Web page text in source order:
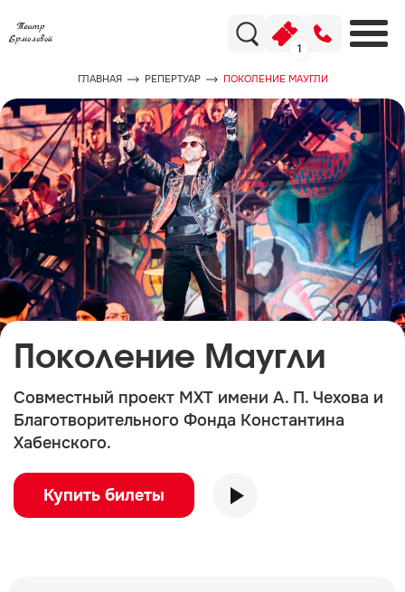
1
ГЛАВНАЯ РЕПЕРТУАР ПОКОЛЕНИЕ МАУГЛИ
Поколение Маугли
Совместный проект МХТ имени А. П. Чехова и
Благотворительного Фонда Константина
Хабенского.
Купить билеты